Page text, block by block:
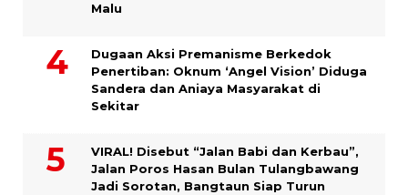
Malu
Dugaan Aksi Premanisme Berkedok
Penertiban: Oknum ‘Angel Vision’ Diduga
Sandera dan Aniaya Masyarakat di
Sekitar
VIRAL! Disebut “Jalan Babi dan Kerbau”,
Jalan Poros Hasan Bulan Tulangbawang
Jadi Sorotan, Bangtaun Siap Turun